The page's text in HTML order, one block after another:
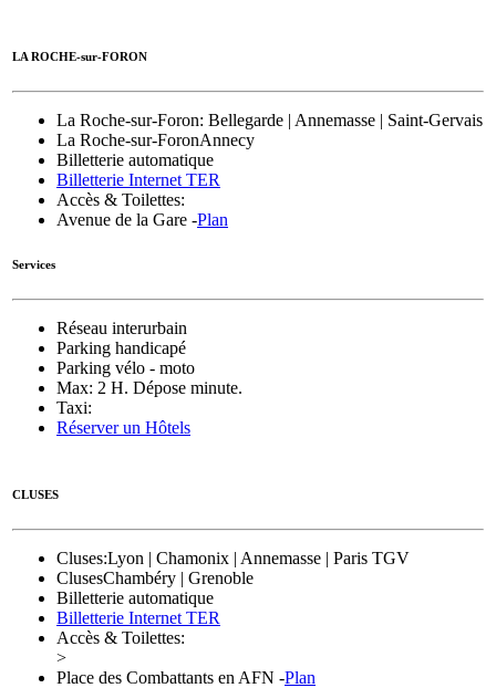
LA ROCHE-sur-FORON
La Roche-sur-Foron: Bellegarde | Annemasse | Saint-Gervais
La Roche-sur-ForonAnnecy
Billetterie automatique
Billetterie Internet TER
Accès & Toilettes:
Avenue de la Gare -Plan
Services
Réseau interurbain
Parking handicapé
Parking vélo - moto
Max: 2 H. Dépose minute.
Taxi:
Réserver un Hôtels
CLUSES
Cluses:Lyon | Chamonix | Annemasse | Paris TGV
ClusesChambéry | Grenoble
Billetterie automatique
Billetterie Internet TER
Accès & Toilettes:
>
Place des Combattants en AFN -Plan